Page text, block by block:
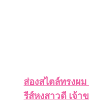
ส่องสไตล์ทรงผ
รีส์หงสาวดี เจ้า